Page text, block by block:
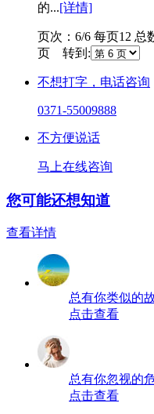
的...[详情]
页次：6/6 每页12 总
页 转到:
不想打字，电话咨询
0371-55009888
不方便说话
马上在线咨询
您可能还想知道
查看详情
总有你类似的
点击查看
总有你忽视的
点击查看